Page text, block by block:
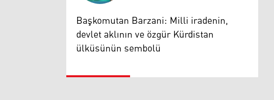
Muazzez Baktaş
Başkomutan Barzani: Milli iradenin,
devlet aklının ve özgür Kürdistan
ülküsünün sembolü